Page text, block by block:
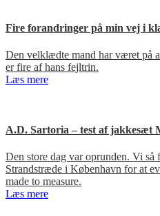
Fire forandringer på min vej i
Den velklædte mand har været på
er fire af hans fejltrin.
Læs mere
A.D. Sartoria – test af jakkesæt
Den store dag var oprunden. Vi
Strandstræde i København for at
made to measure.
Læs mere